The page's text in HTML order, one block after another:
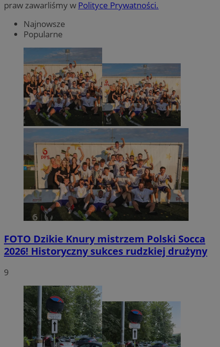
praw zawarliśmy w Polityce Prywatności.
Najnowsze
Popularne
FOTO Dzikie Knury mistrzem Polski Socca
2026! Historyczny sukces rudzkiej drużyny
9